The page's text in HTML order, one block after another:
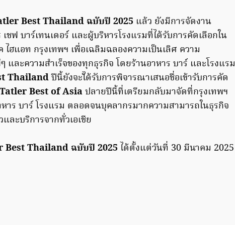
Best Thailand ฉบับปี 2025 แล้ว ยังมีการจัดงาน
ชฟ บาร์เทนเดอร์ และผู้บริหารโรงแรมที่ได้รับการคัดเลือกใน
ฮแอท กรุงเทพฯ เพื่อเฉลิมฉลองความเป็นเลิศ ความ
และความสำเร็จของทุกธุรกิจ โดยร้านอาหาร บาร์ และโรงแรม
Thailandปีนี้ยังจะไ้ด้รับการพิจารณาเสนอชื่อเข้ารับการคัด
Tatler Best of Asiaปลายปีนี้ที่เตรียมกลับมาจัดที่กรุงเทพฯ
าร บาร์ โรงแรม ตลอดจนบุคลากรมากความสามารถในธุรกิจ
ละบริการจากทั่วเอเชีย
Best Thailand ฉบับปี 2025 ได้ตั้งแต่วันที่ 30 มีนาคม 2025